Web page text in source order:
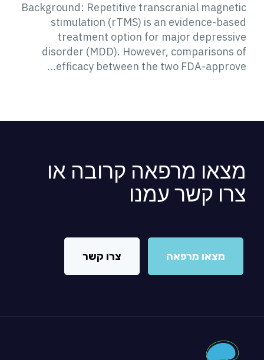
Background: Repetitive transcranial magnetic
stimulation (rTMS) is an evidence-based
treatment option for major depressive
disorder (MDD). However, comparisons of
efficacy between the two FDA-approve...
מצאו מרפאה קרובה או
צרו קשר עמנו
מצאו מרפאה צרו קשר